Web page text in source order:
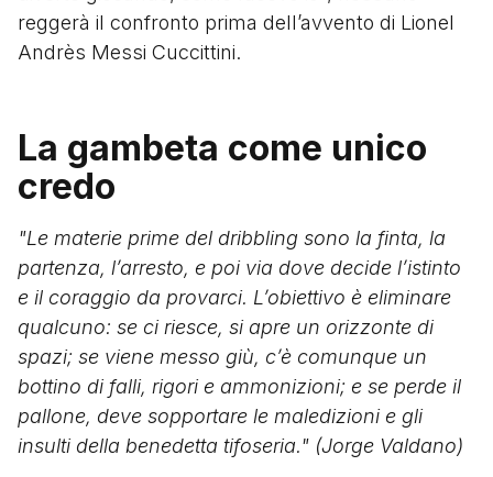
reggerà il confronto prima dell’avvento di Lionel
Andrès Messi Cuccittini.
La gambeta come unico
credo
"Le materie prime del dribbling sono la finta, la
partenza, l’arresto, e poi via dove decide l’istinto
e il coraggio da provarci. L’obiettivo è eliminare
qualcuno: se ci riesce, si apre un orizzonte di
spazi; se viene messo giù, c’è comunque un
bottino di falli, rigori e ammonizioni; e se perde il
pallone, deve sopportare le maledizioni e gli
insulti della benedetta tifoseria." (Jorge Valdano)